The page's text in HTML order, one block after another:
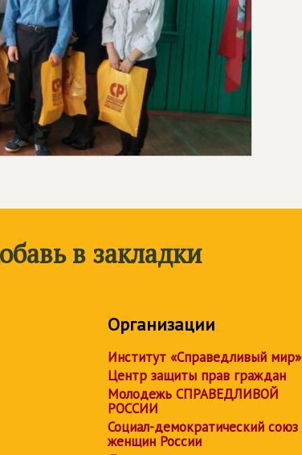
в закладки
Организации
Институт «Справедливый мир»
Центр защиты прав граждан
Молодежь СПРАВЕДЛИВОЙ
РОССИИ
Социал-демократический союз
женщин России